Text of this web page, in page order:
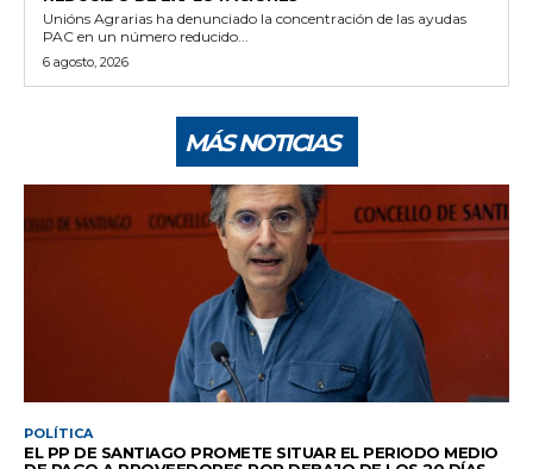
Unións Agrarias ha denunciado la concentración de las ayudas
PAC en un número reducido...
6 agosto, 2026
MÁS NOTICIAS
POLÍTICA
EL PP DE SANTIAGO PROMETE SITUAR EL PERIODO MEDIO